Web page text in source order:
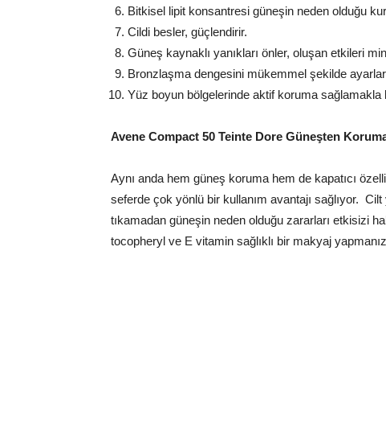
Bitkisel lipit konsantresi güneşin neden olduğu
Cildi besler, güçlendirir.
Güneş kaynaklı yanıkları önler, oluşan etkileri
Bronzlaşma dengesini mükemmel şekilde
Yüz boyun bölgelerinde aktif koruma
Avene Compact 50 Teinte Dore Güneşten
Aynı anda hem güneş koruma hem de kapatıcı
seferde çok yönlü bir kullanım avantajı sağlıyor.
tıkamadan güneşin neden olduğu zararları etkisizi
tocopheryl ve E vitamin sağlıklı bir makyaj